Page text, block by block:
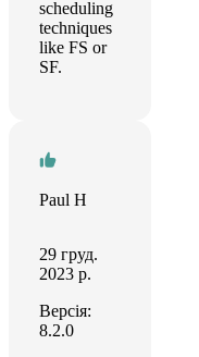
scheduling
techniques
like FS or
SF.
Paul H
29 груд.
2023 р.
Версія:
8.2.0